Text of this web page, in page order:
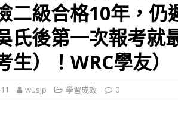
二級合格10年，
氏後第一次報考就
生）！WRC學友）
wusjp 學習成效 0